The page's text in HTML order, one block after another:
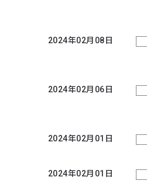
2024年02月08日
2024年02月06日
2024年02月01日
2024年02月01日